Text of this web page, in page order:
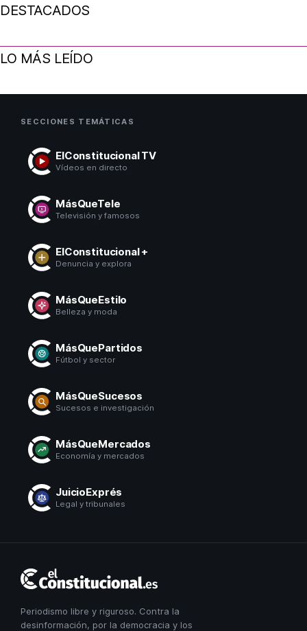
DESTACADOS
LO MÁS LEÍDO
SECCIONES TEMÁTICAS
ElConstitucional TV
Vídeos en directo
MásQueTele
Televisión y famosos
ElConstitucional +
Denuncia y explora
MásQueEstilo
Belleza y moda
MásQuePartidos
Fútbol y sector
MásQueSucesos
Sucesos e investigación
MásQueMercados
Economía y mercados
JuicioExprés
Legal y tribunales
Constitucional
Periodismo libre y riguroso. Contra la
desinformación, por la democracia y los